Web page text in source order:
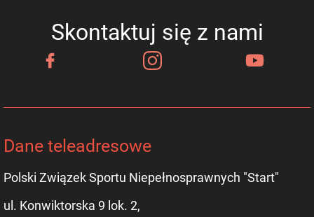
Skontaktuj się z nami
Dane teleadresowe
Polski Związek Sportu Niepełnosprawnych "Start"
ul. Konwiktorska 9 lok. 2,